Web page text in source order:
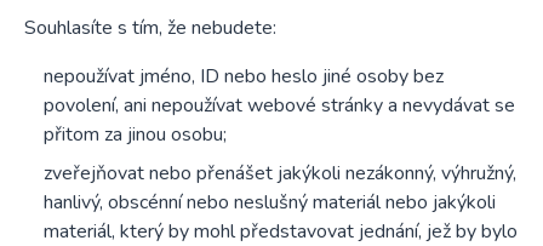
Souhlasíte s tím, že nebudete:
nepoužívat jméno, ID nebo heslo jiné osoby bez
povolení, ani nepoužívat webové stránky a nevydávat se
přitom za jinou osobu;
zveřejňovat nebo přenášet jakýkoli nezákonný, výhružný,
hanlivý, obscénní nebo neslušný materiál nebo jakýkoli
materiál, který by mohl představovat jednání, jež by bylo